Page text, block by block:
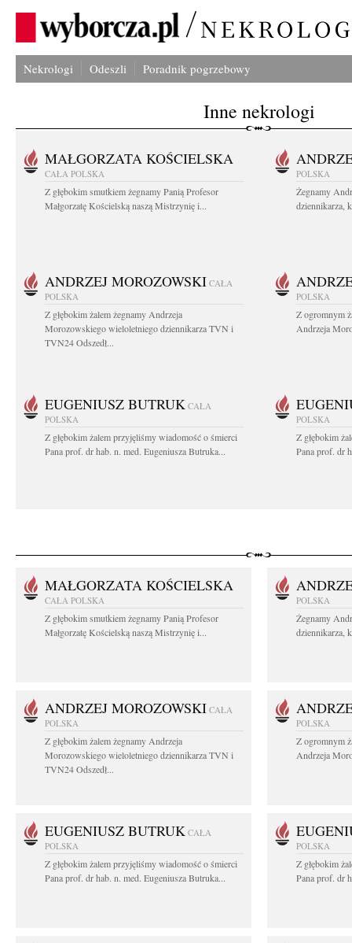
Nekrologi Odeszli Poradnik pogrzebowy
Inne nekrologi
MAŁGORZATA KOŚCIELSKA
CAŁA POLSKA
Z głębokim smutkiem żegnamy Panią Profesor
Małgorzatę Kościelską naszą Mistrzynię i...
POLSKA
Żegnamy
dziennikarza,
ANDRZEJ MOROZOWSKI CAŁA
POLSKA
Z głębokim żalem żegnamy Andrzeja
Morozowskiego wieloletniego dziennikarza TVN i
TVN24 Odszedł...
POLSKA
Z ogromnym
Andrzeja
EUGENIUSZ BUTRUK CAŁA
POLSKA
Z głębokim żalem przyjęliśmy wiadomość o śmierci
Pana prof. dr hab. n. med. Eugeniusza Butruka...
POLSKA
Z głębokim
Pana prof. dr
MAŁGORZATA KOŚCIELSKA
CAŁA POLSKA
Z głębokim smutkiem żegnamy Panią Profesor
Małgorzatę Kościelską naszą Mistrzynię i...
POLSKA
Żegnamy
dziennikarza,
ANDRZEJ MOROZOWSKI CAŁA
POLSKA
Z głębokim żalem żegnamy Andrzeja
Morozowskiego wieloletniego dziennikarza TVN i
TVN24 Odszedł...
POLSKA
Z ogromnym
Andrzeja
EUGENIUSZ BUTRUK CAŁA
POLSKA
Z głębokim żalem przyjęliśmy wiadomość o śmierci
Pana prof. dr hab. n. med. Eugeniusza Butruka...
POLSKA
Z głębokim
Pana prof. dr